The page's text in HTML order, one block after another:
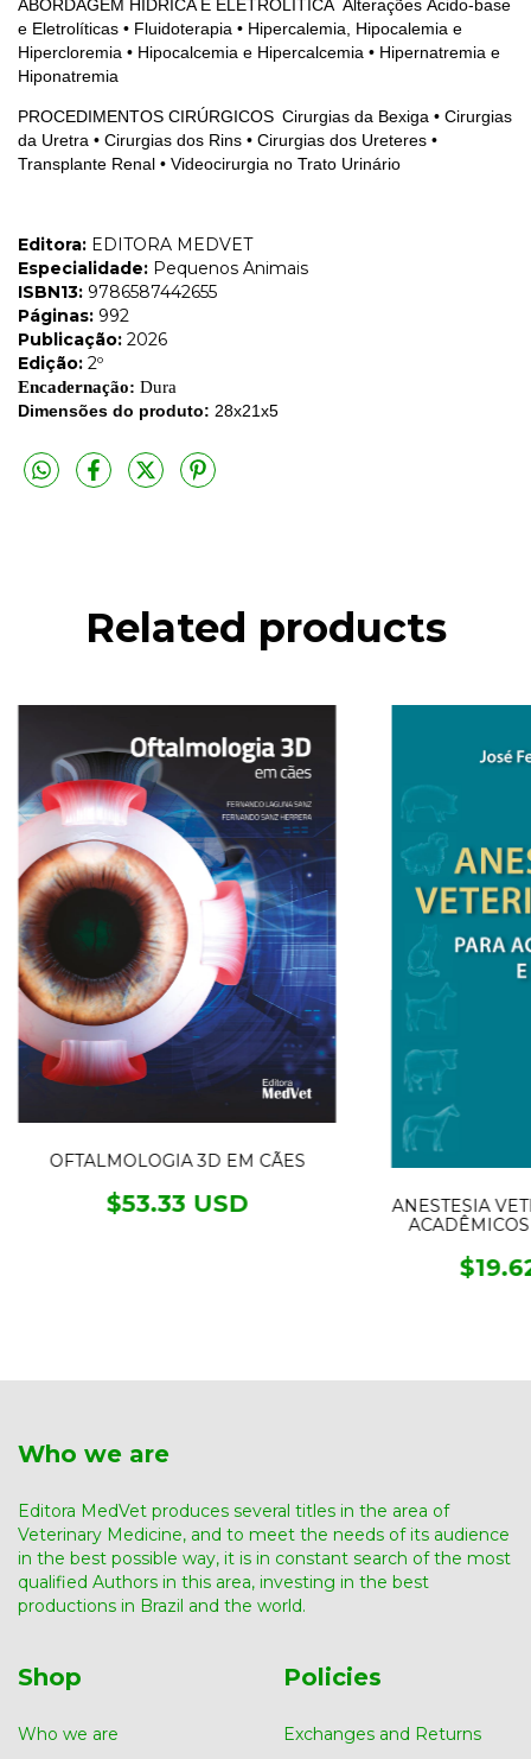
ABORDAGEM HÍDRICA E ELETROLÍTICAAlterações Ácido-base
e Eletrolíticas • Fluidoterapia • Hipercalemia, Hipocalemia e
Hipercloremia • Hipocalcemia e Hipercalcemia • Hipernatremia e
Hiponatremia
PROCEDIMENTOS CIRÚRGICOS Cirurgias da Bexiga • Cirurgias
da Uretra • Cirurgias dos Rins • Cirurgias dos Ureteres •
Transplante Renal • Videocirurgia no Trato Urinário
Editora: EDITORA MEDVET
Especialidade: Pequenos Animais
ISBN13: 9786587442655
Páginas: 992
Publicação: 2026
Edição: 2º
Encadernação: Dura
Dimensões do produto: 28x21x5
Related products
OFTALMOLOGIA 3D EM CÃES
$53.33 USD
ANESTESIA
Who we are
Editora MedVet produces several titles in the area of ​​
Veterinary Medicine, and to meet the needs of its audience
in the best possible way, it is in constant search of the most
qualified Authors in this area, investing in the best
productions in Brazil and the world.
Shop
Who we are
Policies
Exchanges and Returns